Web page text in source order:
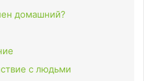
домашний?
с людьми